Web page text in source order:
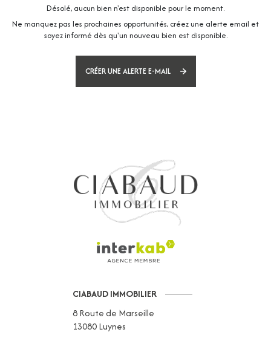
Désolé, aucun bien n'est disponible pour le moment.
Ne manquez pas les prochaines opportunités, créez une alerte email et
soyez informé dès qu'un nouveau bien est disponible.
CRÉER UNE ALERTE E-MAIL
CIABAUD IMMOBILIER
8 Route de Marseille
13080Luynes